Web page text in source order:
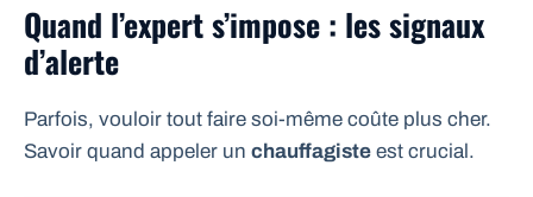
Quand l’expert s’impose : les signaux
d’alerte
Parfois, vouloir tout faire soi-même coûte plus cher.
Savoir quand appeler un chauffagiste est crucial.